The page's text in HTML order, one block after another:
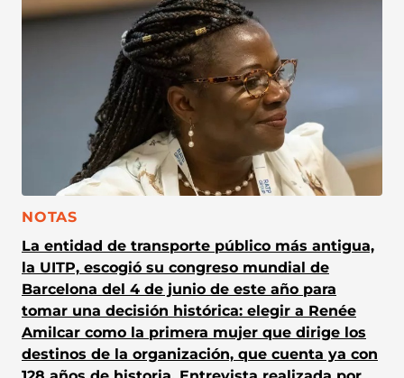
CATEGORÍA:
NOTAS
La entidad de transporte público más antigua,
la UITP, escogió su congreso mundial de
Barcelona del 4 de junio de este año para
tomar una decisión histórica: elegir a Renée
Amilcar como la primera mujer que dirige los
destinos de la organización, que cuenta ya con